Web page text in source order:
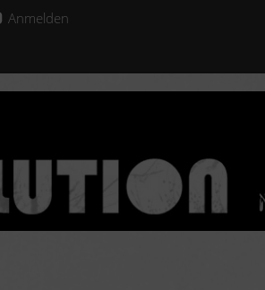
Anmelden